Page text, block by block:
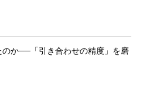
のか──「引き合わせの精度」を磨